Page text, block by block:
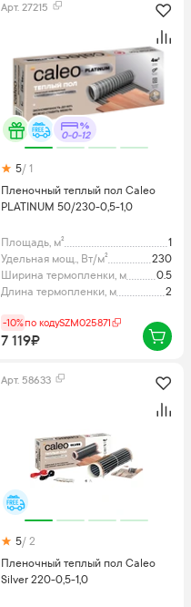
Арт. 27215
0-0-12
5/ 1
Пленочный теплый пол Caleo
PLATINUM 50/230-0,5-1,0
Площадь, м²
1
Удельная мощ., Вт/м²
230
Ширина термопленки, м
0.5
Длина термопленки, м
2
-10%по кодуSZM025871
7 119₽
Арт. 58633
5/ 2
Пленочный теплый пол Caleo
Silver 220-0,5-1,0